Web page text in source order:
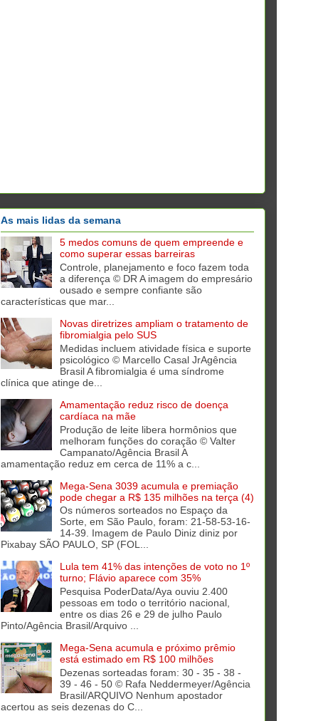
As mais lidas da semana
5 medos comuns de quem empreende e
como superar essas barreiras
Controle, planejamento e foco fazem toda
a diferença © DR A imagem do empresário
ousado e sempre confiante são
características que mar...
Novas diretrizes ampliam o tratamento de
fibromialgia pelo SUS
Medidas incluem atividade física e suporte
psicológico © Marcello Casal JrAgência
Brasil A fibromialgia é uma síndrome
clínica que atinge de...
Amamentação reduz risco de doença
cardíaca na mãe
Produção de leite libera hormônios que
melhoram funções do coração © Valter
Campanato/Agência Brasil A
amamentação reduz em cerca de 11% a c...
Mega-Sena 3039 acumula e premiação
pode chegar a R$ 135 milhões na terça (4)
Os números sorteados no Espaço da
Sorte, em São Paulo, foram: 21-58-53-16-
14-39. Imagem de Paulo Diniz diniz por
Pixabay SÃO PAULO, SP (FOL...
Lula tem 41% das intenções de voto no 1º
turno; Flávio aparece com 35%
Pesquisa PoderData/Aya ouviu 2.400
pessoas em todo o território nacional,
entre os dias 26 e 29 de julho Paulo
Pinto/Agência Brasil/Arquivo ...
Mega-Sena acumula e próximo prêmio
está estimado em R$ 100 milhões
Dezenas sorteadas foram: 30 - 35 - 38 -
39 - 46 - 50 © Rafa Neddermeyer/Agência
Brasil/ARQUIVO Nenhum apostador
acertou as seis dezenas do C...